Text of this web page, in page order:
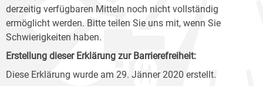
derzeitig verfügbaren Mitteln noch nicht vollständig
ermöglicht werden. Bitte teilen Sie uns mit, wenn Sie
Schwierigkeiten haben.
Erstellung dieser Erklärung zur Barrierefreiheit:
Diese Erklärung wurde am 29. Jänner 2020 erstellt.